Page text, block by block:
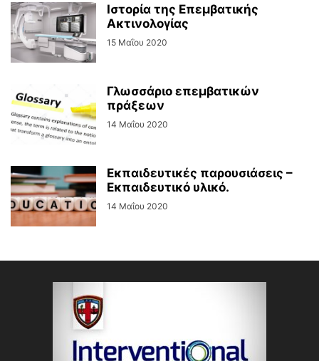
Ιστορία της Επεμβατικής
Ακτινολογίας
15 Μαΐου 2020
Γλωσσάριο επεμβατικών
πράξεων
14 Μαΐου 2020
Εκπαιδευτικές παρουσιάσεις –
Εκπαιδευτικό υλικό.
14 Μαΐου 2020